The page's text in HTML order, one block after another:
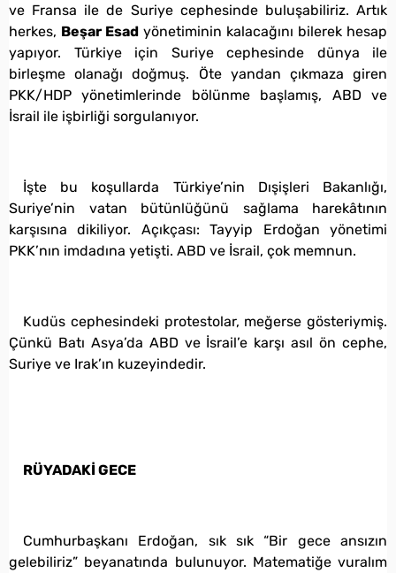
ve Fransa ile de Suriye cephesinde buluşabiliriz. Artık
herkes, Beşar Esad yönetiminin kalacağını bilerek hesap
yapıyor. Türkiye için Suriye cephesinde dünya ile
birleşme olanağı doğmuş. Öte yandan çıkmaza giren
PKK/HDP yönetimlerinde bölünme başlamış, ABD ve
İsrail ile işbirliği sorgulanıyor.
İşte bu koşullarda Türkiye’nin Dışişleri Bakanlığı,
Suriye’nin vatan bütünlüğünü sağlama harekâtının
karşısına dikiliyor. Açıkçası: Tayyip Erdoğan yönetimi
PKK’nın imdadına yetişti. ABD ve İsrail, çok memnun.
Kudüs cephesindeki protestolar, meğerse gösteriymiş.
Çünkü Batı Asya’da ABD ve İsrail’e karşı asıl ön cephe,
Suriye ve Irak’ın kuzeyindedir.
RÜYADAKİ GECE
Cumhurbaşkanı Erdoğan, sık sık “Bir gece ansızın
gelebiliriz” beyanatında bulunuyor. Matematiğe vuralım